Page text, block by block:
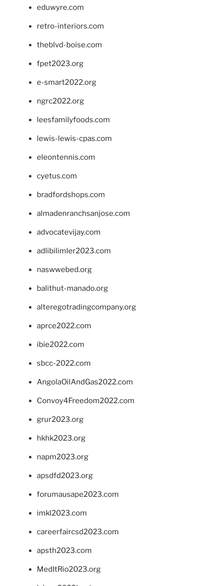
eduwyre.com
retro-interiors.com
theblvd-boise.com
fpet2023.org
e-smart2022.org
ngrc2022.org
leesfamilyfoods.com
lewis-lewis-cpas.com
eleontennis.com
cyetus.com
bradfordshops.com
almadenranchsanjose.com
advocatevijay.com
adlibilimler2023.com
naswwebed.org
balithut-manado.org
alteregotradingcompany.org
aprce2022.com
ibie2022.com
sbcc-2022.com
AngolaOilAndGas2022.com
Convoy4Freedom2022.com
grur2023.org
hkhk2023.org
napm2023.org
apsdfd2023.org
forumausape2023.com
imkl2023.com
careerfaircsd2023.com
apsth2023.com
MedItRio2023.org